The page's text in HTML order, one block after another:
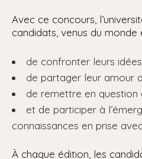
Avec ce concours,
candidats, venus du monde
de confronter leurs
de partager leur amour
de remettre en question
et de participer à
connaissances en prise
À chaque édition, les